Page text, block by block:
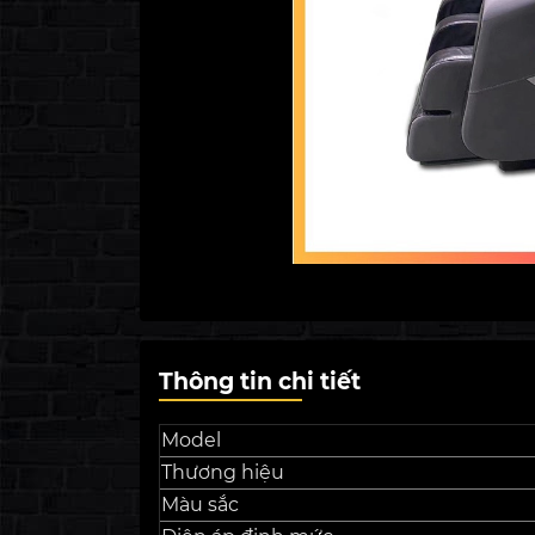
Thông tin chi tiết
Model
Thương hiệu
Màu sắc